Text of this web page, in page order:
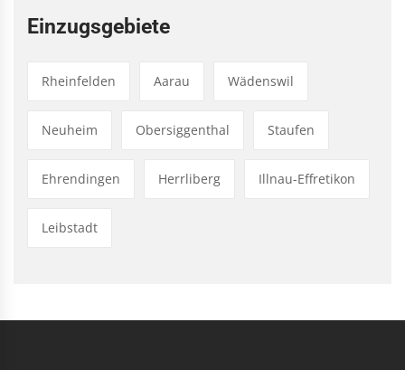
Einzugsgebiete
Rheinfelden Aarau Wädenswil
Neuheim Obersiggenthal Staufen
Ehrendingen Herrliberg Illnau-Effretikon
Leibstadt